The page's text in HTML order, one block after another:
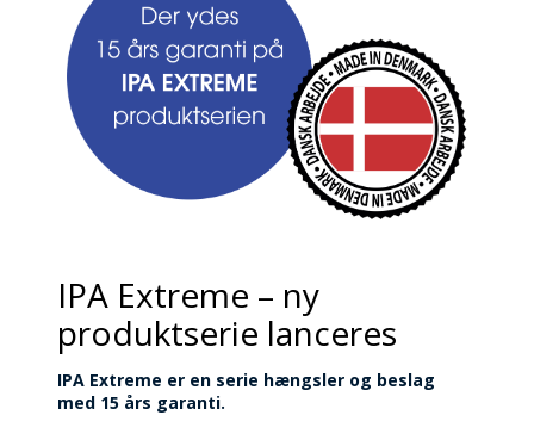
IPA Extreme – ny
produktserie lanceres
IPA Extreme er en serie hængsler og beslag
med 15 års garanti.